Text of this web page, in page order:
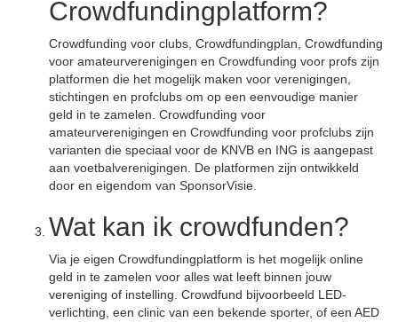
Crowdfundingplatform?
Crowdfunding voor clubs, Crowdfundingplan, Crowdfunding
voor amateurverenigingen en Crowdfunding voor profs zijn
platformen die het mogelijk maken voor verenigingen,
stichtingen en profclubs om op een eenvoudige manier
geld in te zamelen. Crowdfunding voor
amateurverenigingen en Crowdfunding voor profclubs zijn
varianten die speciaal voor de KNVB en ING is aangepast
aan voetbalverenigingen. De platformen zijn ontwikkeld
door en eigendom van SponsorVisie.
Wat kan ik crowdfunden?
Via je eigen Crowdfundingplatform is het mogelijk online
geld in te zamelen voor alles wat leeft binnen jouw
vereniging of instelling. Crowdfund bijvoorbeeld LED-
verlichting, een clinic van een bekende sporter, of een AED